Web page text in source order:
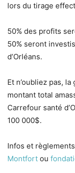
lors du tirage
50% des profits
50% seront
d’Orléans.
Et n’oubliez pas,
montant total
Carrefour santé
100 000$.
Infos et
Montfort ou